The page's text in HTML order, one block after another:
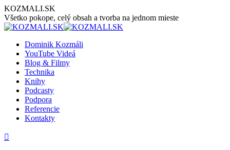
Preskočiť
na
obsah
KOZMALI.SK
Všetko pokope, celý obsah a tvorba na jednom mieste
Dominik Kozmáli
YouTube Videá
Blog & Filmy
Technika
Knihy
Podcasty
Podpora
Referencie
Kontakty
Stránka
Stránka
Stránka